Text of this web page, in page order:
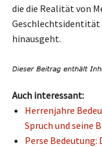
die die Realität von
Geschlechtsidentität
hinausgeht.
Auch interessant:
Herrenjahre
Spruch und seine
Perse